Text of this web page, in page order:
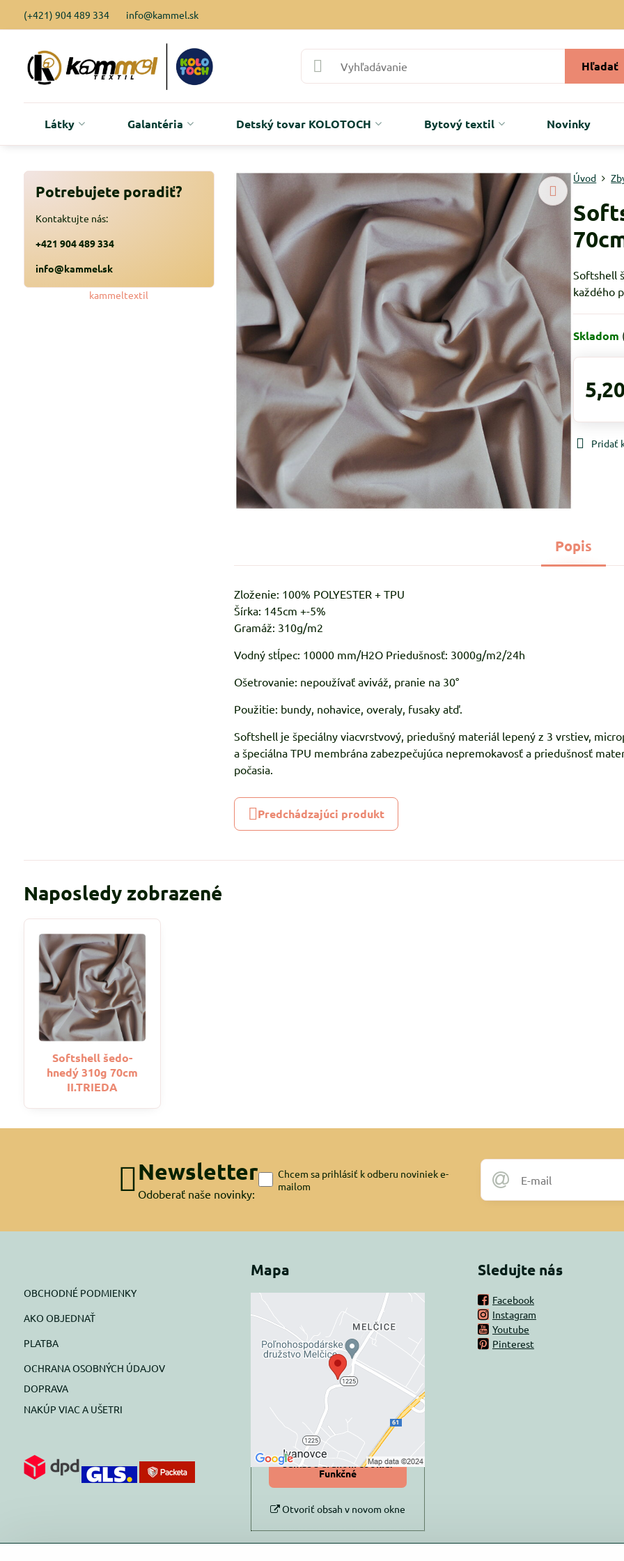
(+421) 904 489 334 info@kammel.sk
Hľadať
Látky Galantéria Detský tovar KOLOTOCH Bytový textil Novinky
Úvod
Softshell
každého
Skladom
Pridať
Popis
Zloženie: 100% POLYESTER + TPU
Šírka: 145cm +-5%
Gramáž: 310g/m2
Vodný stĺpec: 10000 mm/H2O Priedušnosť: 3000g/m2/24h
Ošetrovanie: nepoužívať aviváž, pranie na 30°
Použitie: bundy, nohavice, overaly, fusaky atď.
Softshell je špeciálny viacvrstvový, priedušný materiál lepený z 3 vrstiev,
a špeciálna TPU membrána zabezpečujúca nepremokavosť a priedušnosť
počasia.
Predchádzajúci produkt
Potrebujete poradiť?
Kontaktujte nás:
+421 904 489 334
info@kammel.sk
kammeltextil
Naposledy zobrazené
Softshell šedo-
hnedý 310g 70cm
II.TRIEDA
Newsletter
Odoberať naše novinky:
Chcem sa prihlásiť k odberu noviniek e-
mailom
OBCHODNÉ PODMIENKY
AKO OBJEDNAŤ
PLATBA
OCHRANA OSOBNÝCH ÚDAJOV
DOPRAVA
NAKÚP VIAC A UŠETRI
Mapa
Externý obsah je
blokovaný Voľbami
súkromia
Prajete si načítať externý obsah?
Povoliť tentokrát
Povoliť a zapamätať -
súhlas s druhom cookie:
Funkčné
Otvoriť obsah v novom okne
Sledujte nás
Facebook
Instagram
Youtube
Pinterest